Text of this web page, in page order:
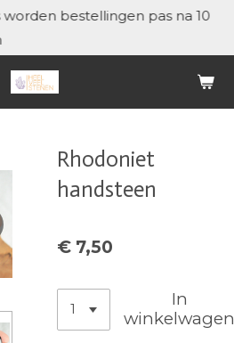
worden bestellingen pas na 10
Rhodoniet
handsteen
€ 7,50
In